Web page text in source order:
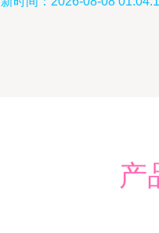
产